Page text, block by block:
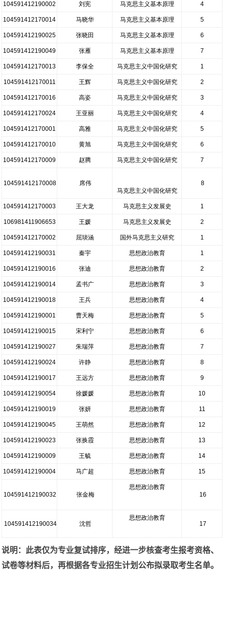
104591412190002 刘宪 马克思主义基本原理 4
104591412170014 马晓华 马克思主义基本原理 5
104591412190025 张晓田 马克思主义基本原理 6
104591412190049 张雁 马克思主义基本原理 7
104591412170013 李保全 马克思主义中国化研究 1
104591412170011 王辉 马克思主义中国化研究 2
104591412170016 高姿 马克思主义中国化研究 3
104591412170024 王亚丽 马克思主义中国化研究 4
104591412170001 高雅 马克思主义中国化研究 5
104591412170010 黄旭 马克思主义中国化研究 6
104591412170009 赵腾 马克思主义中国化研究 7
104591412170008
席伟
马克思主义中国化研究
8
104591412170003 王大龙 马克思主义发展史 1
106981411906653 王媛 马克思主义发展史 2
104591412170002 屈琰涵 国外马克思主义研究 1
104591412190031 秦宇 思想政治教育 1
104591412190016 张迪 思想政治教育 2
104591412190014 孟书广 思想政治教育 3
104591412190018 王兵 思想政治教育 4
104591412190001 曹天梅 思想政治教育 5
104591412190015 宋利宁 思想政治教育 6
104591412190027 朱瑞萍 思想政治教育 7
104591412190024 许静 思想政治教育 8
104591412190017 王远方 思想政治教育 9
104591412190054 徐媛媛 思想政治教育 10
104591412190019 张妍 思想政治教育 11
104591412190045 王萌然 思想政治教育 12
104591412190023 张换霞 思想政治教育 13
104591412190009 王毓 思想政治教育 14
104591412190004 马广超 思想政治教育 15
104591412190032 张金梅
思想政治教育
16
104591412190034 沈哲
思想政治教育
17
说明：此表仅为专业复试排序，经进一步核查考生报考资格、
试卷等材料后，再根据各专业招生计划公布拟录取考生名单。